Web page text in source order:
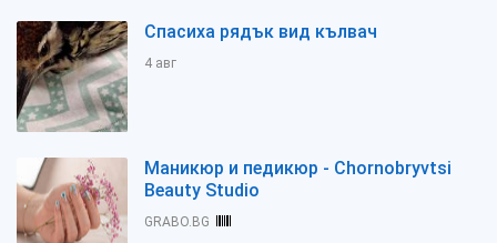
Спасиха рядък вид кълвач
4 авг
Маникюр и педикюр - Chornobryvtsi
Beauty Studio
GRABO.BG